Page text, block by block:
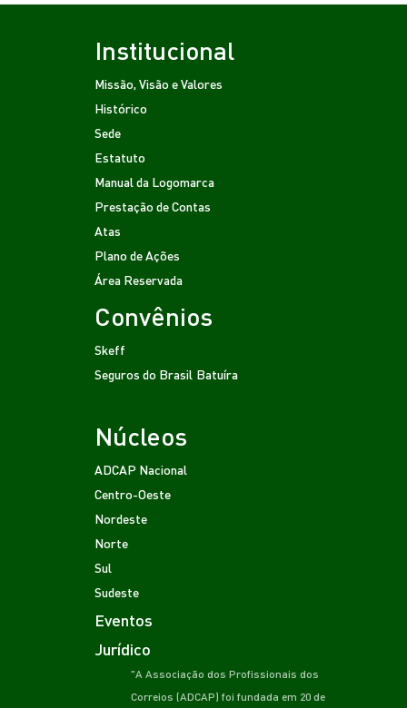
Institucional
Missão, Visão e Valores
Histórico
Sede
Estatuto
Manual da Logomarca
Prestação de Contas
Atas
Plano de Ações
Área Reservada
Convênios
Skeff
Seguros do Brasil Batuíra
Núcleos
ADCAP Nacional
Centro-Oeste
Nordeste
Norte
Sul
Sudeste
Eventos
Jurídico
"A Associação dos Profissionais dos
Correios (ADCAP) foi fundada em 20 de